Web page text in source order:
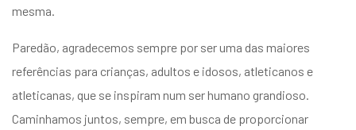
mesma.
Paredão, agradecemos sempre por ser uma das maiores
referências para crianças, adultos e idosos, atleticanos e
atleticanas, que se inspiram num ser humano grandioso.
Caminhamos juntos, sempre, em busca de proporcionar